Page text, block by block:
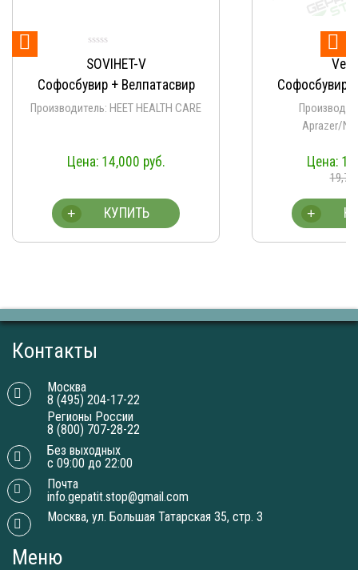
SOVIHET-V
Софосбувир + Велпатасвир
Производитель: HEET HEALTH CARE
14,000 руб.
КУПИТЬ
+
Софосбувир
Aprazer/
+
 
Контакты
Москва
8 (495) 204-17-22
Регионы России
8 (800) 707-28-22
Без выходных
с 09:00 до 22:00
Почта
info.gepatit.stop@gmail.com
Москва, ул. Большая Татарская 35, стр. 3
Меню